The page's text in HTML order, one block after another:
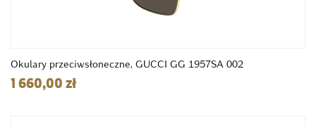
Okulary przeciwsłoneczne, GUCCI GG 1957SA 002
1 660,00 zł